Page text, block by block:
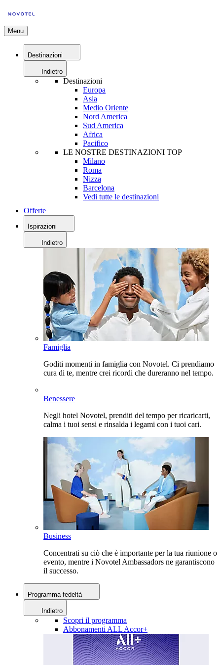
Menu
Destinazioni
Indietro
Destinazioni
Europa
Asia
Medio Oriente
Nord America
Sud America
Africa
Pacifico
LE NOSTRE DESTINAZIONI TOP
Milano
Roma
Nizza
Barcelona
Vedi tutte le destinazioni
Offerte
Ispirazioni
Indietro
Famiglia
Goditi momenti in famiglia con Novotel. Ci prendiamo
cura di te, mentre crei ricordi che dureranno nel tempo.
Benessere
Negli hotel Novotel, prenditi del tempo per ricaricarti,
calma i tuoi sensi e rinsalda i legami con i tuoi cari.
Business
Concentrati su ciò che è importante per la tua riunione o
evento, mentre i Novotel Ambassadors ne garantiscono
il successo.
Programma fedeltà
Indietro
Scopri il programma
Abbonamenti ALL Accor+